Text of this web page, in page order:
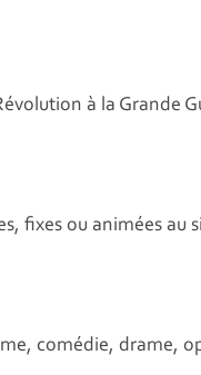
à la Grande
fixes ou animées au
comédie, drame,